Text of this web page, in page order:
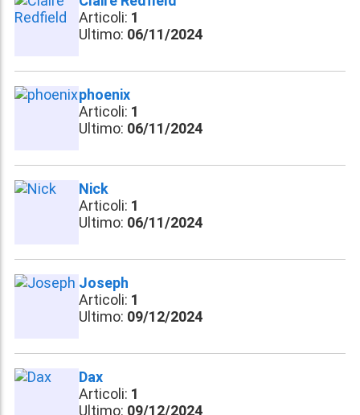
Articoli: 1
Ultimo: 06/11/2024
phoenix
Articoli: 1
Ultimo: 06/11/2024
Nick
Articoli: 1
Ultimo: 06/11/2024
Joseph
Articoli: 1
Ultimo: 09/12/2024
Dax
Articoli: 1
Ultimo: 09/12/2024